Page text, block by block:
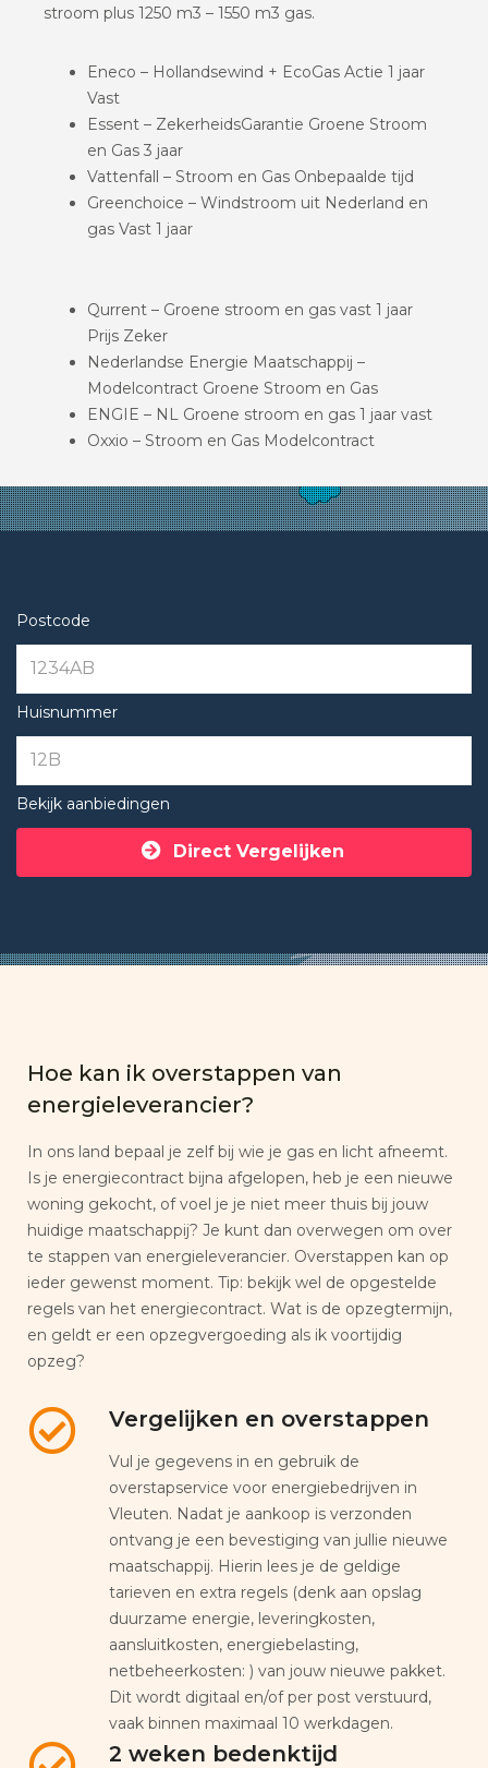
stroom plus 1250 m3 – 1550 m3 gas.
Eneco – Hollandsewind + EcoGas Actie 1 jaar
Vast
Essent – ZekerheidsGarantie Groene Stroom
en Gas 3 jaar
Vattenfall – Stroom en Gas Onbepaalde tijd
Greenchoice – Windstroom uit Nederland en
gas Vast 1 jaar
Qurrent – Groene stroom en gas vast 1 jaar
Prijs Zeker
Nederlandse Energie Maatschappij –
Modelcontract Groene Stroom en Gas
ENGIE – NL Groene stroom en gas 1 jaar vast
Oxxio – Stroom en Gas Modelcontract
Postcode
Huisnummer
Bekijk aanbiedingen
Direct Vergelijken
Hoe kan ik overstappen van
energieleverancier?
In ons land bepaal je zelf bij wie je gas en licht afneemt.
Is je energiecontract bijna afgelopen, heb je een nieuwe
woning gekocht, of voel je je niet meer thuis bij jouw
huidige maatschappij? Je kunt dan overwegen om over
te stappen van energieleverancier. Overstappen kan op
ieder gewenst moment. Tip: bekijk wel de opgestelde
regels van het energiecontract. Wat is de opzegtermijn,
en geldt er een opzegvergoeding als ik voortijdig
opzeg?
Vergelijken en overstappen
Vul je gegevens in en gebruik de
overstapservice voor energiebedrijven in
Vleuten. Nadat je aankoop is verzonden
ontvang je een bevestiging van jullie nieuwe
maatschappij. Hierin lees je de geldige
tarieven en extra regels (denk aan opslag
duurzame energie, leveringkosten,
aansluitkosten, energiebelasting,
netbeheerkosten: ) van jouw nieuwe pakket.
Dit wordt digitaal en/of per post verstuurd,
vaak binnen maximaal 10 werkdagen.
2 weken bedenktijd